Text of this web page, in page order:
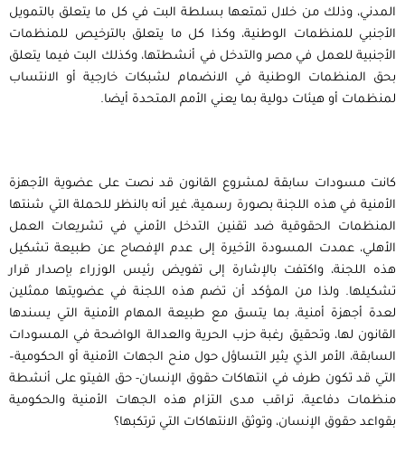
المدني، وذلك من خلال تمتعها بسلطة البت في كل ما يتعلق بالتمويل
الأجنبي للمنظمات الوطنية، وكذا كل ما يتعلق بالترخيص للمنظمات
الأجنبية للعمل في مصر والتدخل في أنشطتها، وكذلك البت فيما يتعلق
بحق المنظمات الوطنية في الانضمام لشبكات خارجية أو الانتساب
لمنظمات أو هيئات دولية بما يعني الأمم المتحدة أيضا.
كانت مسودات سابقة لمشروع القانون قد نصت على عضوية الأجهزة
الأمنية في هذه اللجنة بصورة رسمية، غير أنه بالنظر للحملة التي شنتها
المنظمات الحقوقية ضد تقنين التدخل الأمني في تشريعات العمل
الأهلي، عمدت المسودة الأخيرة إلى عدم الإفصاح عن طبيعة تشكيل
هذه اللجنة، واكتفت بالإشارة إلى تفويض رئيس الوزراء بإصدار قرار
تشكيلها. ولذا من المؤكد أن تضم هذه اللجنة في عضويتها ممثلين
لعدة أجهزة أمنية، بما يتسق مع طبيعة المهام الأمنية التي يسندها
القانون لها، وتحقيق رغبة حزب الحرية والعدالة الواضحة في المسودات
السابقة، الأمر الذي يثير التساؤل حول منح الجهات الأمنية أو الحكومية–
التي قد تكون طرف في انتهاكات حقوق الإنسان- حق الفيتو على أنشطة
منظمات دفاعية، تراقب مدى التزام هذه الجهات الأمنية والحكومية
بقواعد حقوق الإنسان، وتوثق الانتهاكات التي ترتكبها؟